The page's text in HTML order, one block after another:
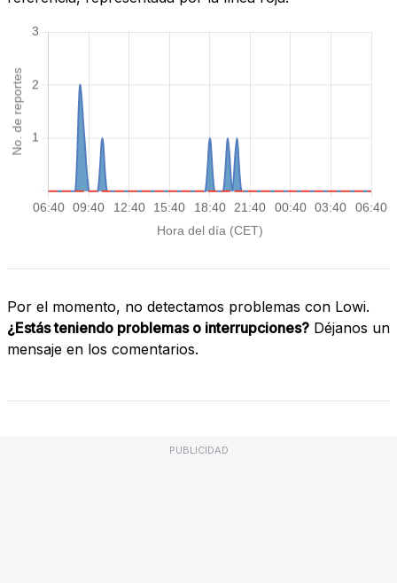
Por el momento, no detectamos problemas con Lowi.
¿Estás teniendo problemas o interrupciones? Déjanos un
mensaje en los comentarios.
PUBLICIDAD